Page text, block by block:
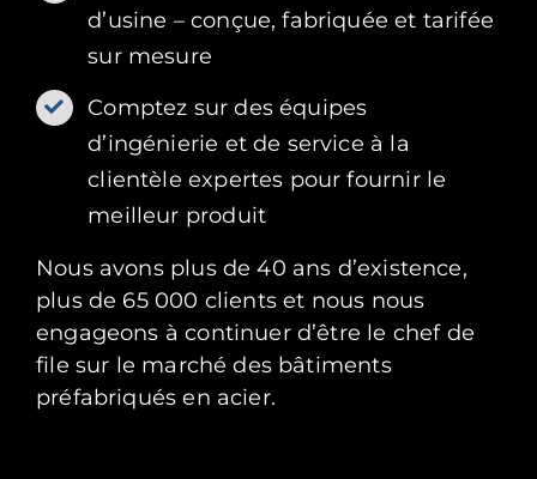
d’usine – conçue, fabriquée et tarifée
sur mesure
Comptez sur des équipes
d’ingénierie et de service à la
clientèle expertes pour fournir le
meilleur produit
Nous avons plus de 40 ans d’existence,
plus de 65 000 clients et nous nous
engageons à continuer d’être le chef de
file sur le marché des bâtiments
préfabriqués en acier.